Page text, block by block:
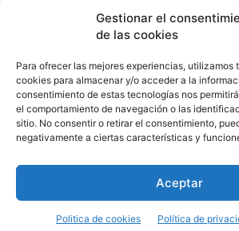
Gestionar el
de las cookies
Para ofrecer las mejores experiencias, utilizamos
cookies para almacenar y/o acceder a la
consentimiento de estas tecnologías nos
el comportamiento de navegación o las
sitio. No consentir o retirar el consentimiento,
negativamente a ciertas características y
Aceptar
Politica de cookies Política de